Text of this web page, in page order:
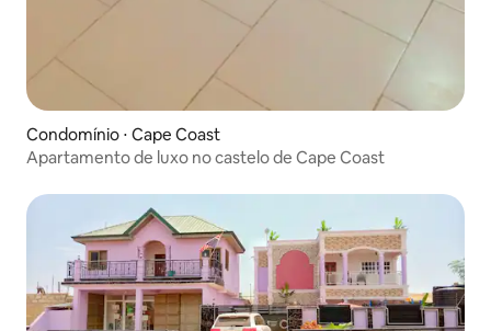
Condomínio ⋅ Cape Coast
Apartamento de luxo no castelo de Cape Coast